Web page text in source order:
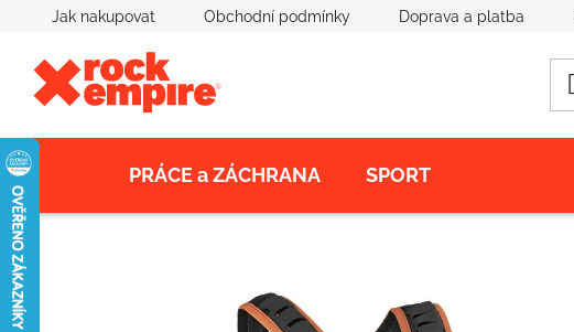
obsah
Jak nakupovat Obchodní podmínky Doprava a platba
PRÁCE a ZÁCHRANA SPORT